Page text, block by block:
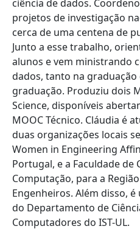
ciência de dados.
projetos de investigação
cerca de uma centena de
Junto a esse trabalho,
alunos e vem ministrando
dados, tanto na
graduação. Produziu dois
Science, disponíveis
MOOC Técnico. Cláudia é
duas organizações locais
Women in Engineering
Portugal, e a Faculdade de
Computação, para a
Engenheiros. Além disso,
do Departamento de
Computadores do IST-UL.